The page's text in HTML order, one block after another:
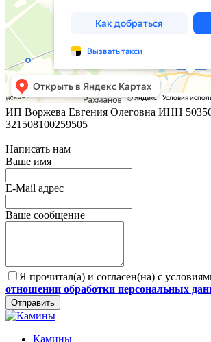
ИП Воржева Евгения Олеговна ИНН
321508100259505
Написать нам
Ваше имя
E-Mail адрес
Ваше сообщение
Я прочитал(а) и согласен(на) с
отношении обработки персональных
Отправить
Камины